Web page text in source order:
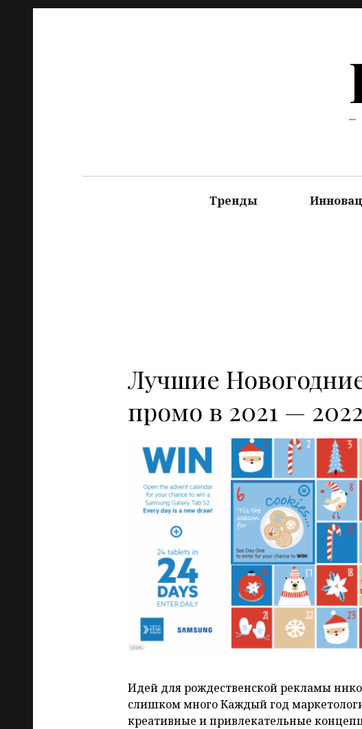
Тренды
Лучшие
промо в 2021 — 2022
P
Идей для рождественской рекламы
слишком много Каждый год
креативные и привлекательные